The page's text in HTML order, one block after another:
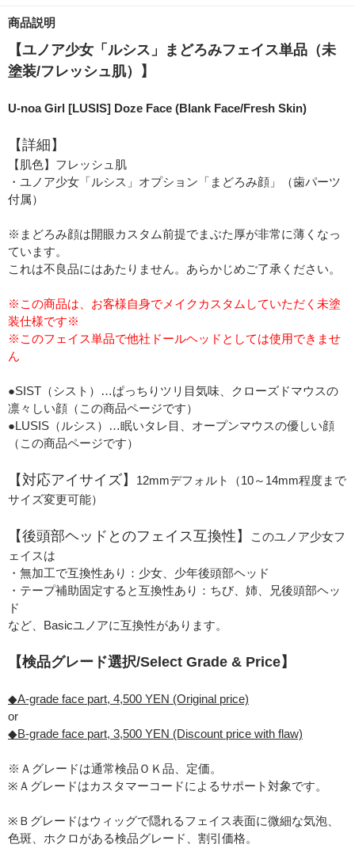
商品説明
【ユノア少女「ルシス」まどろみフェイス単品（未
塗装/フレッシュ肌）】
U-noa Girl [LUSIS] Doze Face (Blank Face/Fresh Skin)
【詳細】
【肌色】フレッシュ肌
・ユノア少女「ルシス」オプション「まどろみ顔」（歯パーツ
付属）
※まどろみ顔は開眼カスタム前提でまぶた厚が非常に薄くなっ
ています。
これは不良品にはあたりません。あらかじめご了承ください。
※この商品は、お客様自身でメイクカスタムしていただく未塗
装仕様です※
※このフェイス単品で他社ドールヘッドとしては使用できませ
ん
●SIST（シスト）…ぱっちりツリ目気味、クローズドマウスの
凛々しい顔（この商品ページです）
●LUSIS（ルシス）…眠いタレ目、オープンマウスの優しい顔
（この商品ページです）
【対応アイサイズ】
12mmデフォルト（10～14mm程度まで
サイズ変更可能）
【後頭部ヘッドとのフェイス互換性】
このユノア少女フ
ェイスは
・無加工で互換性あり：少女、少年後頭部ヘッド
・テープ補助固定すると互換性あり：ちび、姉、兄後頭部ヘッ
ド
など、Basicユノアに互換性があります。
【検品グレード選択/Select Grade & Price】
◆A-grade face part, 4,500 YEN (Original price)
or
◆B-grade face part, 3,500 YEN (Discount price with flaw)
※Ａグレードは通常検品ＯＫ品、定価。
※Ａグレードはカスタマーコードによるサポート対象です。
※Ｂグレードはウィッグで隠れるフェイス表面に微細な気泡、
色斑、ホクロがある検品グレード、割引価格。